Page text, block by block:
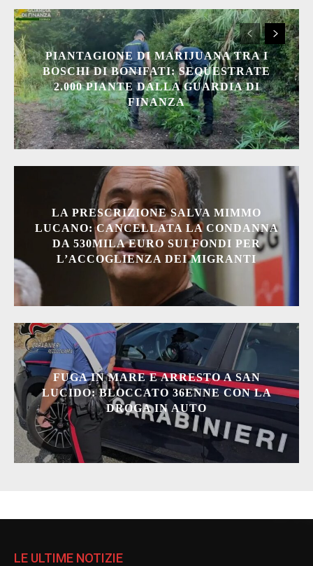
PIANTAGIONE DI MARIJUANA TRA I
BOSCHI DI BONIFATI: SEQUESTRATE
2.000 PIANTE DALLA GUARDIA DI
FINANZA
LA PRESCRIZIONE SALVA MIMMO
LUCANO: CANCELLATA LA CONDANNA
DA 530MILA EURO SUI FONDI PER
L’ACCOGLIENZA DEI MIGRANTI
FUGA IN MARE E ARRESTO A SAN
LUCIDO: BLOCCATO 36ENNE CON LA
DROGA IN AUTO
LE ULTIME NOTIZIE